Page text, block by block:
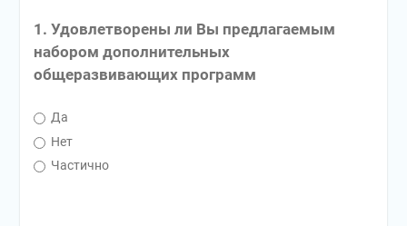
1. Удовлетворены ли Вы предлагаемым
набором дополнительных
общеразвивающих программ
Да
Нет
Частично